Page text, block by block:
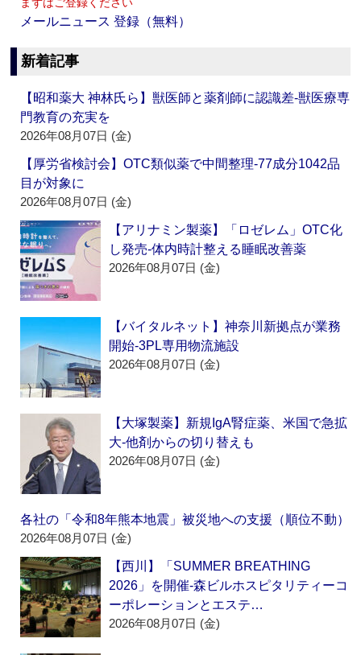
まずはご登録ください
メールニュース 登録（無料）
新着記事
【昭和薬大 神林氏ら】獣医師と薬剤師に認識差‐獣医療専
門教育の充実を
2026年08月07日 (金)
【厚労省検討会】OTC類似薬で中間整理‐77成分1042品
目が対象に
2026年08月07日 (金)
【アリナミン製薬】「ロゼレム」OTC化
し発売‐体内時計整える睡眠改善薬
2026年08月07日 (金)
【バイタルネット】神奈川新拠点が業務
開始‐3PL専用物流施設
2026年08月07日 (金)
【大塚製薬】新規IgA腎症薬、米国で急拡
大‐他剤からの切り替えも
2026年08月07日 (金)
各社の「令和8年熊本地震」被災地への支援（順位不動）
2026年08月07日 (金)
【西川】「SUMMER BREATHING
2026」を開催‐森ビルホスピタリティーコ
ーポレーションとエステ…
2026年08月07日 (金)